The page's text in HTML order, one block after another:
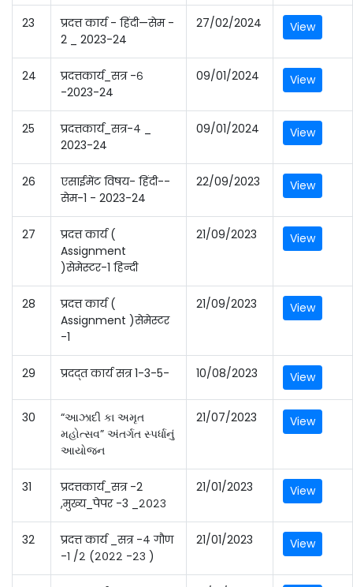
23
प्रदत्त कार्य - हिंदी—सेम -
2 _ 2023-24
27/02/2024 View
24
प्रदत्तकार्य_सत्र -६
-2023-24
09/01/2024 View
25
प्रदत्तकार्य_सत्र-४ _
2023-24
09/01/2024 View
26
एसाईमेंट विषय- हिंदी--
सेम-1 - 2023-24
22/09/2023 View
27
प्रदत्त कार्य (
Assignment
)सेमेस्टर-1 हिन्दी
21/09/2023 View
28
प्रदत्त कार्य (
Assignment )सेमेस्टर
-1
21/09/2023 View
29 प्रदद्त कार्य सत्र 1-3-5- 10/08/2023 View
30
“આઝાદી કા અમૃત
મહોત્સવ” અંતર્ગત સ્પર્ધાનું
આયોજન
21/07/2023 View
31
प्रदत्तकार्य_सत्र -2
,मुख्य_पेपर -3 _२०२३
21/01/2023 View
32
प्रदत्त कार्य _सत्र -४ गौण
-१ /२ (२०२२ -२३ )
21/01/2023 View